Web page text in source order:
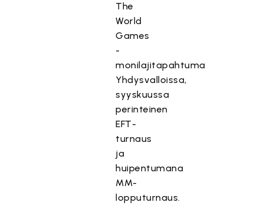
The
World
Games
-
monilajitapahtuma
Yhdysvalloissa,
syyskuussa
perinteinen
EFT-
turnaus
ja
huipentumana
MM-
lopputurnaus.